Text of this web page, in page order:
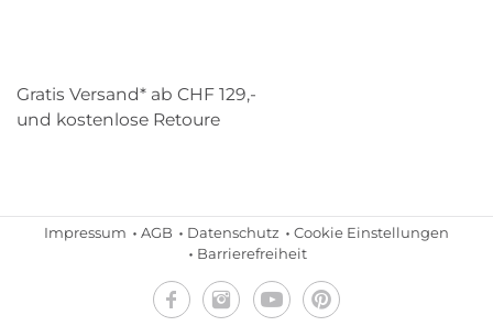
Gratis Versand* ab CHF 129,-
und kostenlose Retoure
Impressum AGB Datenschutz
Cookie Einstellungen
Barrierefreiheit